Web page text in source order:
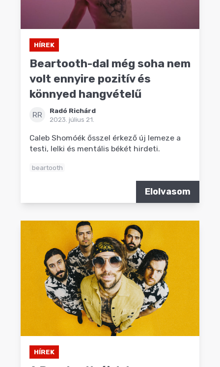
HÍREK
Beartooth-dal még soha nem
volt ennyire pozitív és
könnyed hangvételű
RR
Radó Richárd
2023. július 21.
Caleb Shomóék ősszel érkező új lemeze a
testi, lelki és mentális békét hirdeti.
beartooth
Elolvasom
HÍREK